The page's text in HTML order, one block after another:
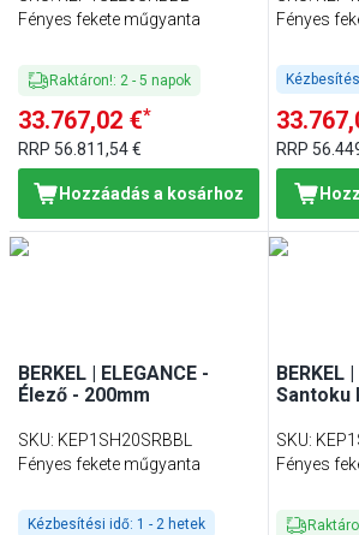
Fényes fekete műgyanta
Raktáron!: 2 - 5 napok
33.767,02 €*
RRP 56.811,54 €
Hozzáadás a kosárhoz
Fényes
RRP
BERKEL | ELEGANCE -
Élező - 200mm
SKU: KEP1SH20SRBBL
Fényes fekete műgyanta
Kézbesítési idő: 1 - 2 hetek
BERKEL
Santoku
SKU:
Fényes